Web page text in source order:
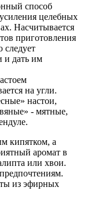
способ
целебных
Насчитывается
приготовления
следует
и дать им
на угли.
настои,
- мятные,
кипятком, а
аромат в
или хвои.
из эфирных